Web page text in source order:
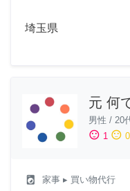
埼玉県
元 何
男性 / 20
sentiment_satisfied 1 sentiment_neutral 0
local_laundry_service 家事 ▸ 買い物代行